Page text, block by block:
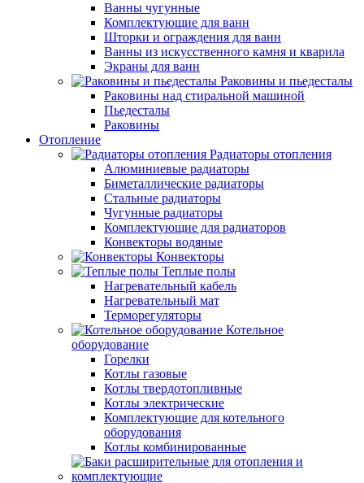
Ванны чугунные
Комплектующие для ванн
Шторки и ограждения для ванн
Ванны из искусственного камня и кварила
Экраны для ванн
Раковины и пьедесталы
Раковины над стиральной машиной
Пьедесталы
Раковины
Отопление
Радиаторы отопления
Алюминиевые радиаторы
Биметаллические радиаторы
Стальные радиаторы
Чугунные радиаторы
Комплектующие для радиаторов
Конвекторы водяные
Конвекторы
Теплые полы
Нагревательный кабель
Нагревательный мат
Терморегуляторы
Котельное
оборудование
Горелки
Котлы газовые
Котлы твердотопливные
Котлы электрические
Комплектующие для котельного
оборудования
Котлы комбинированные